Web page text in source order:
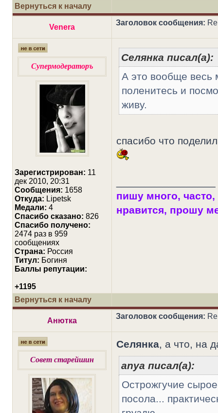
Вернуться к началу
Venera
Заголовок сообщения:
Супермодераторъ
Зарегистрирован: 11
дек 2010, 20:31
Сообщения: 1658
Откуда: Lipetsk
Медали: 4
Cпасибо сказано: 826
Спасибо получено:
2474 раз в 959
сообщениях
Страна: Россия
Титул: Богиня
Баллы репутации:
+1195
Селянка писал(а):
А это вообще весь
поленитесь и
живу.
спасибо что
пишу много,
нравится, прошу
Вернуться к началу
Анютка
Заголовок сообщения:
Совет старейшин
Селянка, а что, на
anya писал(а):
Острожгучие
посола...